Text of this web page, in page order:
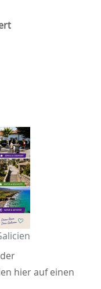
hier auf einen